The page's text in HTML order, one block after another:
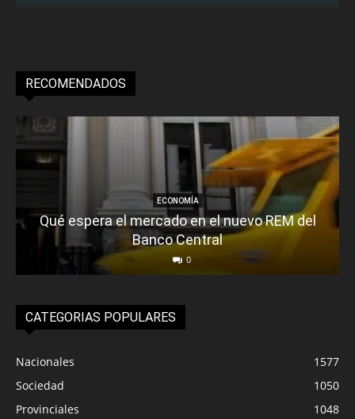
RECOMENDADOS
ECONOMÍA
Qué espera el mercado en el nuevo REM del
Banco Central
0
CATEGORIAS POPULARES
Nacionales
1577
Sociedad
1050
Provinciales
1048